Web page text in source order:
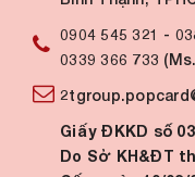
0904 545 321 -
0339 366 733
Giấy ĐKKD số
Do Sở KH&ĐT